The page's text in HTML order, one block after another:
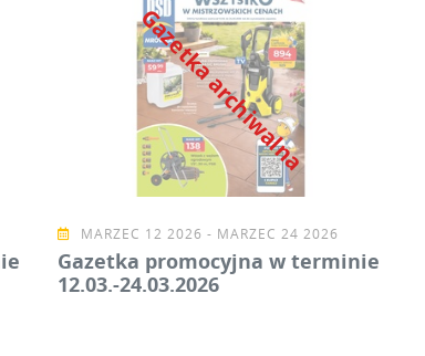
Gazetka archiwalna
MARZEC 12 2026 - MARZEC 24 2026
Gazetka promocyjna w terminie
12.03.-24.03.2026